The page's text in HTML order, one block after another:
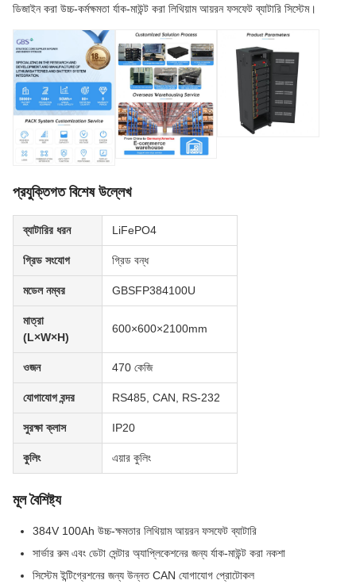
ডিজাইন করা উচ্চ-কর্মক্ষমতা র্যাক-মাউন্ট করা লিথিয়াম আয়রন ফসফেট ব্যাটারি সিস্টেম।
প্রযুক্তিগত বিশেষ উল্লেখ
ব্যাটারির ধরন LiFePO4
গ্রিড সংযোগ গ্রিড বন্ধ
মডেল নম্বর GBSFP384100U
মাত্রা
(L×W×H)
600×600×2100mm
ওজন 470 কেজি
যোগাযোগ বন্দর RS485, CAN, RS-232
সুরক্ষা ক্লাস IP20
কুলিং এয়ার কুলিং
মূল বৈশিষ্ট্য
384V 100Ah উচ্চ-ক্ষমতার লিথিয়াম আয়রন ফসফেট ব্যাটারি
সার্ভার রুম এবং ডেটা সেন্টার অ্যাপ্লিকেশনের জন্য র্যাক-মাউন্ট করা নকশা
সিস্টেম ইন্টিগ্রেশনের জন্য উন্নত CAN যোগাযোগ প্রোটোকল